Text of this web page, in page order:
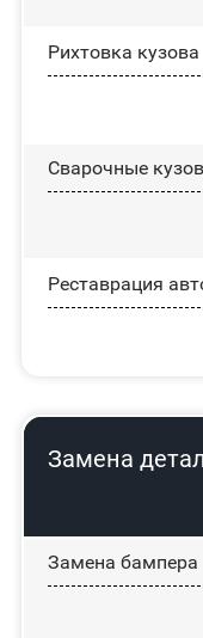
Рихтовка кузова
Сварочные
Реставрация
Замена
Замена бампера